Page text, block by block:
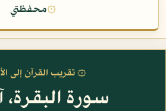
۞محفظتي
۞ تقريب القرآن إلى
سورة البقرة،